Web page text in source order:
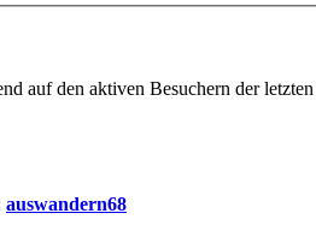
auf den aktiven Besuchern der
auswandern68